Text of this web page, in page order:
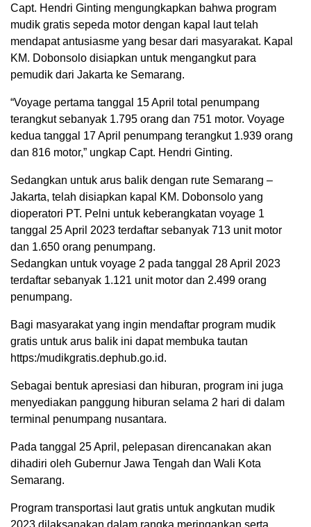
Capt. Hendri Ginting mengungkapkan bahwa program
mudik gratis sepeda motor dengan kapal laut telah
mendapat antusiasme yang besar dari masyarakat. Kapal
KM. Dobonsolo disiapkan untuk mengangkut para
pemudik dari Jakarta ke Semarang.
“Voyage pertama tanggal 15 April total penumpang
terangkut sebanyak 1.795 orang dan 751 motor. Voyage
kedua tanggal 17 April penumpang terangkut 1.939 orang
dan 816 motor,” ungkap Capt. Hendri Ginting.
Sedangkan untuk arus balik dengan rute Semarang –
Jakarta, telah disiapkan kapal KM. Dobonsolo yang
dioperatori PT. Pelni untuk keberangkatan voyage 1
tanggal 25 April 2023 terdaftar sebanyak 713 unit motor
dan 1.650 orang penumpang.
Sedangkan untuk voyage 2 pada tanggal 28 April 2023
terdaftar sebanyak 1.121 unit motor dan 2.499 orang
penumpang.
Bagi masyarakat yang ingin mendaftar program mudik
gratis untuk arus balik ini dapat membuka tautan
https:/mudikgratis.dephub.go.id.
Sebagai bentuk apresiasi dan hiburan, program ini juga
menyediakan panggung hiburan selama 2 hari di dalam
terminal penumpang nusantara.
Pada tanggal 25 April, pelepasan direncanakan akan
dihadiri oleh Gubernur Jawa Tengah dan Wali Kota
Semarang.
Program transportasi laut gratis untuk angkutan mudik